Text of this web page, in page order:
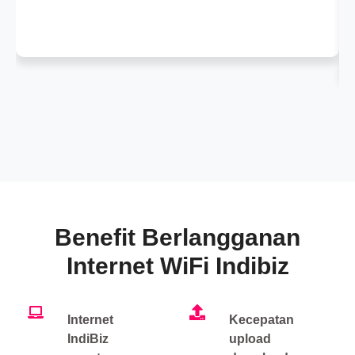
Benefit Berlangganan
Internet WiFi Indibiz
Internet
IndiBiz
Kecepatan
upload